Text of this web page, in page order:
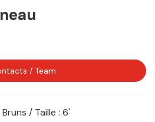
/ Team
/ Taille : 6'